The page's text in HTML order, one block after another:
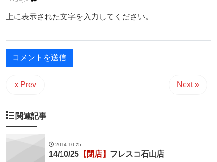
上に表示された文字を入力してください。
« Prev Next »
関連記事
2014-10-25
14/10/25 【閉店】 フレスコ石山店